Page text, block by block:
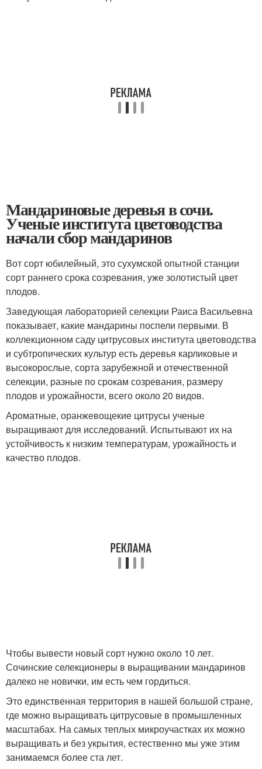
Мандариновые деревья в сочи.
Ученые института цветоводства
начали сбор мандаринов
Вот сорт юбилейный, это сухумской опытной станции
сорт раннего срока созревания, уже золотистый цвет
плодов.
Заведующая лабораторией селекции Раиса Васильевна
показывает, какие мандарины поспели первыми. В
коллекционном саду цитрусовых института цветоводства
и субтропических культур есть деревья карликовые и
высокорослые, сорта зарубежной и отечественной
селекции, разные по срокам созревания, размеру
плодов и урожайности, всего около 20 видов.
Ароматные, оранжевощекие цитрусы ученые
выращивают для исследований. Испытывают их на
устойчивость к низким температурам, урожайность и
качество плодов.
Чтобы вывести новый сорт нужно около 10 лет.
Сочинские селекционеры в выращивании мандаринов
далеко не новички, им есть чем гордиться.
Это единственная территория в нашей большой стране,
где можно выращивать цитрусовые в промышленных
масштабах. На самых теплых микроучастках их можно
выращивать и без укрытия, естественно мы уже этим
занимаемся более ста лет.